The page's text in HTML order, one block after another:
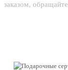
заказом,